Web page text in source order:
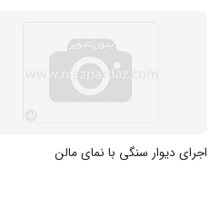
اجرای دیوار سنگی با نمای مالن